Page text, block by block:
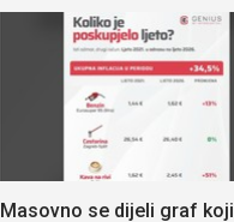
Masovno se dijeli graf koji